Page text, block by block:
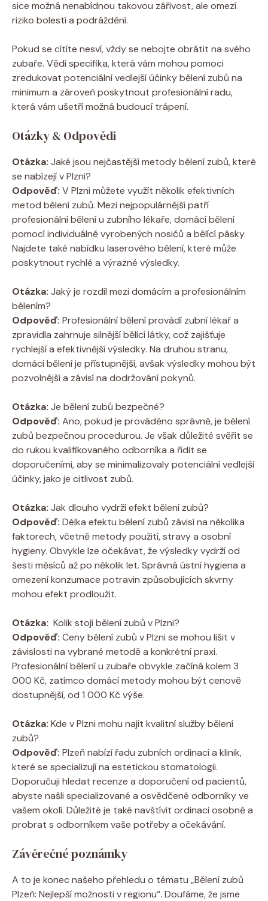
sice možná nenabídnou takovou zářivost, ⁣ale‌ omezí
riziko bolestí a⁢ podráždění.
Pokud se ⁢cítíte nesví, vždy⁣ se nebojte obrátit‍ na svého
zubaře. Vědí specifika,​ která vám ‍mohou pomoci
zredukovat potenciální ‍vedlejší účinky ⁣bělení zubů na
minimum a zároveň poskytnout profesionální​ radu,
která⁢ vám ⁤ušetří možná budoucí trápení.
Otázky & Odpovědi
Otázka: Jaké jsou⁢ nejčastější metody bělení zubů,​ které
se nabízejí v Plzni?⁢
Odpověď: V Plzni můžete využít několik ⁢efektivních
metod‍ bělení zubů. Mezi nejpopulárnější ​patří⁢
profesionální bělení u zubního lékaře, domácí bělení‍
pomocí individuálně vyrobených nosičů ​a bělící⁤ pásky.
⁤Najdete také nabídku laserového bělení, které může
poskytnout rychlé a výrazné ​výsledky.
Otázka: Jaký je ⁢rozdíl‍ mezi‌ domácím a profesionálním
‌bělením?
Odpověď: Profesionální bělení provádí zubní lékař a
⁤zpravidla zahrnuje silnější bělící látky, což zajišťuje
rychlejší a‌ efektivnější výsledky. Na druhou stranu,
domácí bělení je přístupnější, avšak výsledky mohou být
⁣pozvolnější a závisí na dodržování pokynů.
Otázka: Je bělení zubů bezpečné?
Odpověď: Ano, pokud je prováděno správně, je bělení
zubů bezpečnou procedurou. Je⁤ však důležité⁤ svěřit ​se ​
do rukou kvalifikovaného odborníka a řídit se
doporučeními, ⁢aby se minimalizovaly potenciální⁤ vedlejší
účinky, jako je citlivost zubů.
Otázka: Jak dlouho vydrží efekt bělení zubů? ⁢
Odpověď: Délka ​efektu⁢ bělení zubů ‌závisí na několika ​
faktorech, včetně metody použití, stravy a osobní
hygieny. Obvykle lze⁢ očekávat, ⁣že výsledky vydrží od
šesti⁣ měsíců ⁢až po⁢ několik let. Správná ústní hygiena a
omezení konzumace potravin způsobujících skvrny
⁣mohou efekt prodloužit.
Otázka: ‌ Kolik ⁤stojí bělení zubů v Plzni?
Odpověď: Ceny bělení zubů v Plzni se‌ mohou ⁢lišit​ v
závislosti na vybrané metodě‍ a konkrétní praxi.
Profesionální ‌bělení u zubaře‌ obvykle ⁣začíná‍ kolem 3
000 Kč,‍ zatímco domácí metody mohou ⁤být cenově
dostupnější, od 1 000 Kč ‌výše.
Otázka: ‍Kde v Plzni mohu⁢ najít kvalitní služby bělení ​
zubů? ⁣⁤
Odpověď: Plzeň nabízí ⁢řadu zubních‍ ordinací a klinik,
které se​ specializují⁣ na ⁣estetickou stomatologii.
Doporučuji hledat‌ recenze a⁣ doporučení od pacientů,
abyste⁤ našli specializované a osvědčené odborníky ve
vašem okolí. Důležité je také‍ navštívit ordinaci osobně a
probrat ​s odborníkem vaše potřeby a očekávání.
Závěrečné poznámky
A‍ to je konec ‌našeho přehledu o tématu „Bělení ‌zubů
Plzeň: Nejlepší možnosti v regionu“. Doufáme, že jsme‍